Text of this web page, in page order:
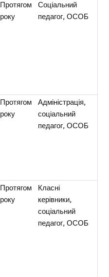
Протягом
року
Соціальний
педагог, ОСОБ
Протягом
року
Адміністрація,
соціальний
педагог, ОСОБ
Протягом
року
Класні
керівники,
соціальний
педагог, ОСОБ